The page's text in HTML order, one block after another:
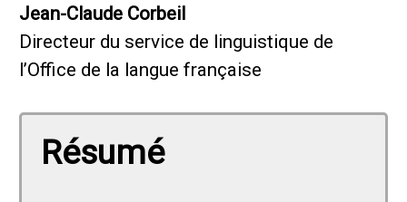
Jean-Claude Corbeil
Directeur du service de linguistique de
l’Office de la langue française
Résumé